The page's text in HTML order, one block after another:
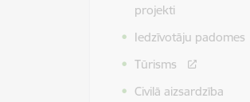
projekti
Iedzīvotāju padomes
Tūrisms
Civilā aizsardzība